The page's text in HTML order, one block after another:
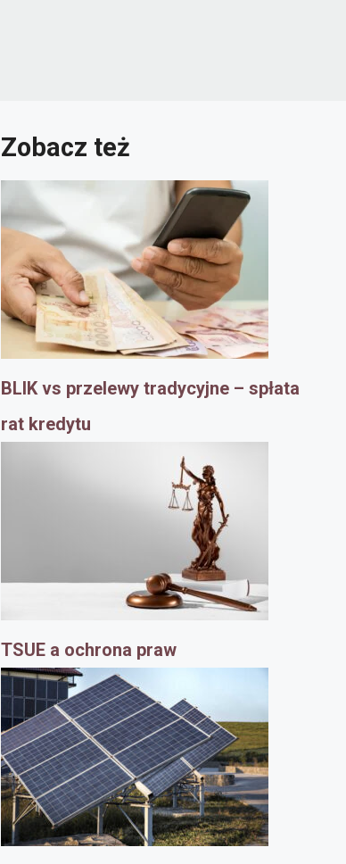
Zobacz też
BLIK vs przelewy tradycyjne – spłata
rat kredytu
TSUE a ochrona praw